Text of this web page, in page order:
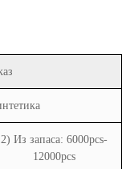
2) Из запаса: 6000pcs-
12000pcs